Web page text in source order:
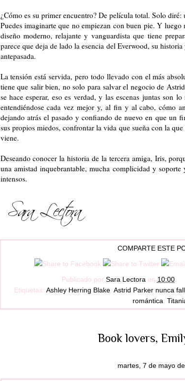
¿Cómo es su primer encuentro? De película total. Solo
Puedes imaginarte que no empiezan con buen pie. Y
diseño moderno, relajante y vanguardista que tiene
parece que deja de lado la esencia del Everwood, su
antepasada.
La tensión está servida, pero todo llevado con el más
tiene que salir bien, no solo para salvar el negocio de
se hace esperar, eso es verdad, y las escenas juntas son
entendiéndose cada vez mejor y, al fin y al cabo, cómo
dejando atrás el pasado y confiando de nuevo en que un
sus propios miedos, confrontar la vida que sueña con la
viene.
Deseando conocer la historia de la tercera amiga, Iris,
una amistad inquebrantable, mucha complicidad y
intensos.
COMPARTE ESTE
Publicado por Sara Lectora en 10:00
Etiquetas: Ashley Herring Blake, Astrid Parker nunca
romántica
Book lovers,
martes, 7 de mayo